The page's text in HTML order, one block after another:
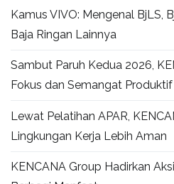
Kamus VIVO: Mengenal BjLS,
Baja Ringan Lainnya
Sambut Paruh Kedua 2026,
Fokus dan Semangat Produktif
Lewat Pelatihan APAR,
Lingkungan Kerja Lebih Aman
KENCANA Group Hadirkan